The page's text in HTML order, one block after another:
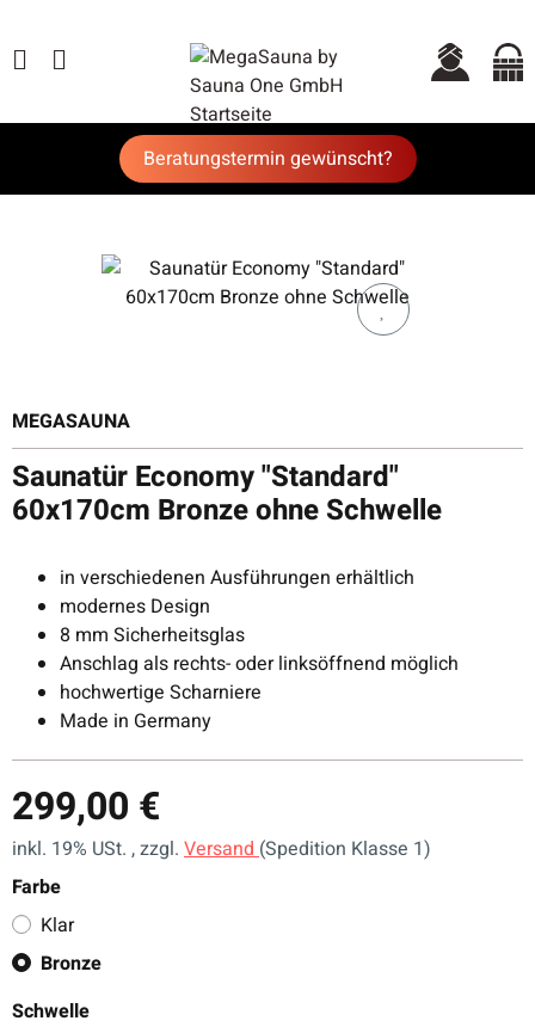
Beratungstermin gewünscht?
MEGASAUNA
Saunatür Economy "Standard"
60x170cm Bronze ohne Schwelle
in verschiedenen Ausführungen erhältlich
modernes Design
8 mm Sicherheitsglas
Anschlag als rechts- oder linksöffnend möglich
hochwertige Scharniere
Made in Germany
299,00 €
inkl. 19% USt. , zzgl. Versand(Spedition Klasse 1)
Farbe
Klar
Bronze
Schwelle